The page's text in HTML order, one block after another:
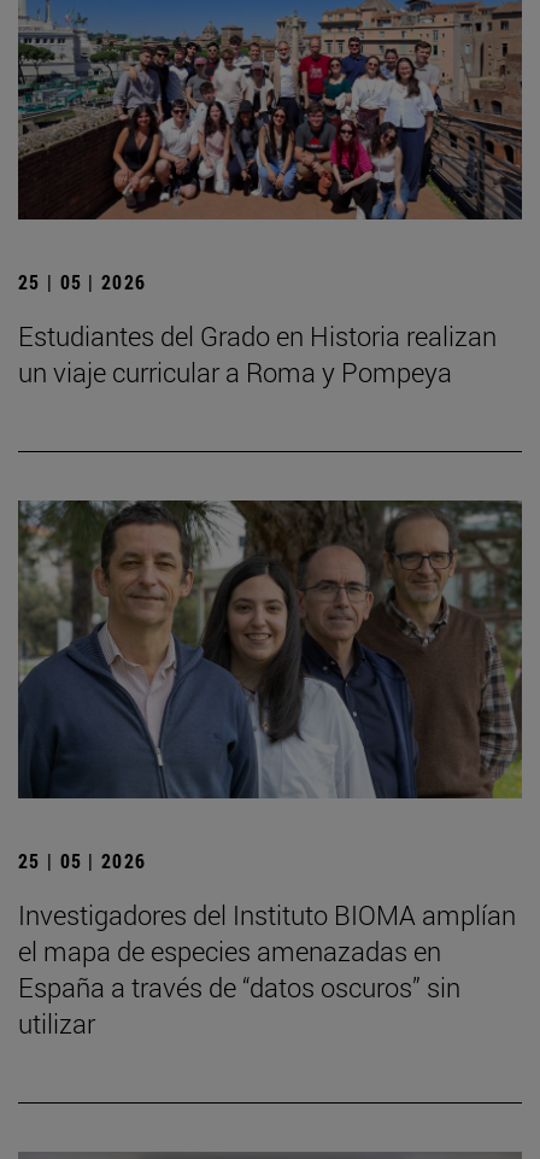
25 | 05 | 2026
Estudiantes del Grado en Historia realizan
un viaje curricular a Roma y Pompeya
25 | 05 | 2026
Investigadores del Instituto BIOMA amplían
el mapa de especies amenazadas en
España a través de “datos oscuros” sin
utilizar